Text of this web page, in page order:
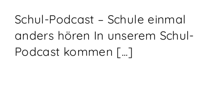
Schul-Podcast – Schule einmal
anders hören In unserem Schul-
Podcast kommen [...]